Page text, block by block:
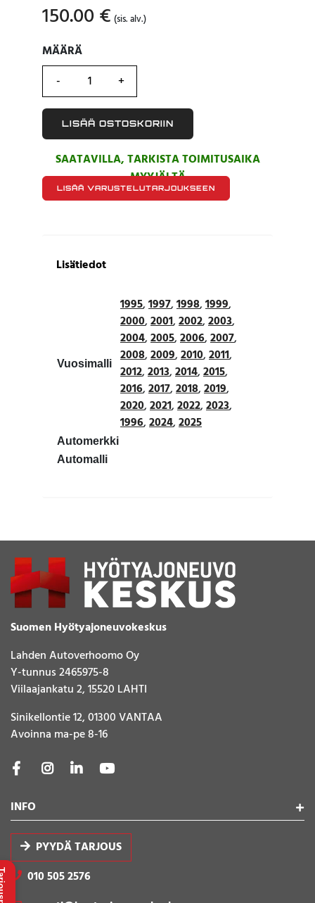
150.00 € (sis. alv.)
MÄÄRÄ
MÄÄRÄ
LISÄÄ OSTOSKORIIN
SAATAVILLA, TARKISTA TOIMITUSAIKA
MYYJÄLTÄ
LISÄÄ VARUSTELUTARJOUKSEEN
Lisätiedot
Vuosimalli
1995,1997,1998,1999,
2000,2001,2002,2003,
2004,2005,2006,2007,
2008,2009,2010,2011,
2012,2013,2014,2015,
2016,2017,2018,2019,
2020,2021,2022,2023,
1996,2024,2025
Automerkki
Automalli
Suomen Hyötyajoneuvokeskus
Lahden Autoverhoomo Oy
Y-tunnus 2465975-8
Viilaajankatu 2, 15520 LAHTI
Sinikellontie 12, 01300 VANTAA
Avoinna ma-pe 8-16
INFO
PYYDÄ TARJOUS
010 505 2576